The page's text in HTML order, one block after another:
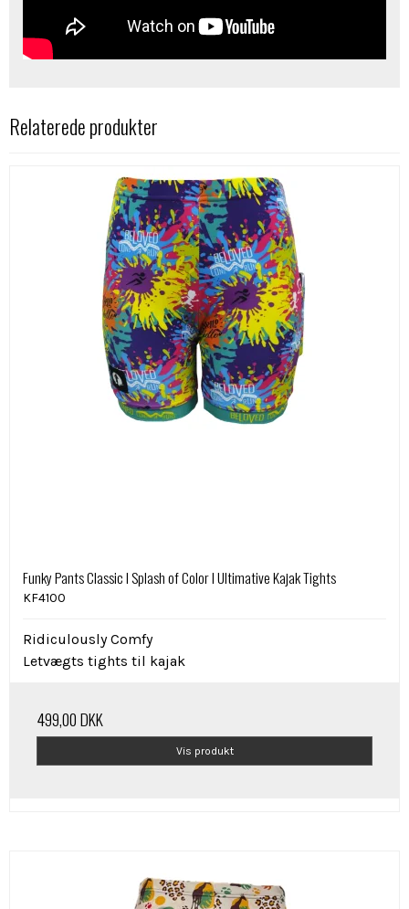
Relaterede produkter
Funky Pants Classic I Splash of Color I Ultimative Kajak Tights
KF4100
Ridiculously Comfy
Letvægts tights til kajak
499,00 DKK
Vis produkt